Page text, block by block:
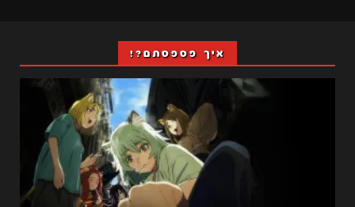
איך פספסתם?!